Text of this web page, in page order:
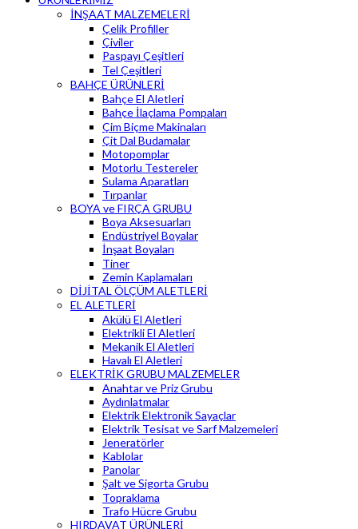
İNŞAAT MALZEMELERİ
Çelik Profiller
Çiviler
Paspayı Çeşitleri
Tel Çeşitleri
BAHÇE ÜRÜNLERİ
Bahçe El Aletleri
Bahçe İlaçlama Pompaları
Çim Biçme Makinaları
Çit Dal Budamalar
Motopomplar
Motorlu Testereler
Sulama Aparatları
Tırpanlar
BOYA ve FIRÇA GRUBU
Boya Aksesuarları
Endüstriyel Boyalar
İnşaat Boyaları
Tiner
Zemin Kaplamaları
DİJİTAL ÖLÇÜM ALETLERİ
EL ALETLERİ
Akülü El Aletleri
Elektrikli El Aletleri
Mekanik El Aletleri
Havalı El Aletleri
ELEKTRİK GRUBU MALZEMELER
Anahtar ve Priz Grubu
Aydınlatmalar
Elektrik Elektronik Sayaçlar
Elektrik Tesisat ve Sarf Malzemeleri
Jeneratörler
Kablolar
Panolar
Şalt ve Sigorta Grubu
Topraklama
Trafo Hücre Grubu
HIRDAVAT ÜRÜNLERİ